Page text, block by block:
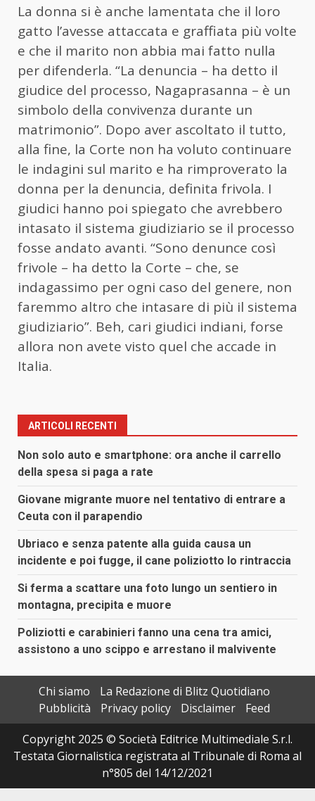
La donna si è anche lamentata che il loro
gatto l’avesse attaccata e graffiata più volte
e che il marito non abbia mai fatto nulla
per difenderla. “La denuncia – ha detto il
giudice del processo, Nagaprasanna – è un
simbolo della convivenza durante un
matrimonio”. Dopo aver ascoltato il tutto,
alla fine, la Corte non ha voluto continuare
le indagini sul marito e ha rimproverato la
donna per la denuncia, definita frivola. I
giudici hanno poi spiegato che avrebbero
intasato il sistema giudiziario se il processo
fosse andato avanti. “Sono denunce così
frivole – ha detto la Corte – che, se
indagassimo per ogni caso del genere, non
faremmo altro che intasare di più il sistema
giudiziario”. Beh, cari giudici indiani, forse
allora non avete visto quel che accade in
Italia.
ARTICOLI RECENTI
Non solo auto e smartphone: ora anche il carrello
della spesa si paga a rate
Giovane migrante muore nel tentativo di entrare a
Ceuta con il parapendio
Ubriaco e senza patente alla guida causa un
incidente e poi fugge, il cane poliziotto lo rintraccia
Si ferma a scattare una foto lungo un sentiero in
montagna, precipita e muore
Poliziotti e carabinieri fanno una cena tra amici,
assistono a uno scippo e arrestano il malvivente
Chi siamo
La Redazione di Blitz Quotidiano
Pubblicità
Privacy policy Disclaimer
Feed
Copyright 2025 © Società Editrice Multimediale S.r.l.
Testata Giornalistica registrata al Tribunale di Roma al
n°805 del 14/12/2021